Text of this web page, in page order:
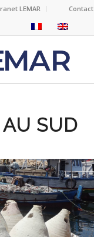
LEMAR Contact
SUD